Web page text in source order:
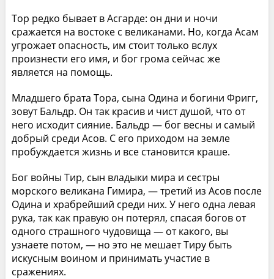
Тор редко бывает в Асгарде: он дни и ночи
сражается на востоке с великанами. Но, когда Асам
угрожает опасность, им стоит только вслух
произнести его имя, и бог грома сейчас же
является на помощь.
Младшего брата Тора, сына Одина и богини Фригг,
зовут Бальдр. Он так красив и чист душой, что от
него исходит сияние. Бальдр — бог весны и самый
добрый среди Асов. С его приходом на земле
пробуждается жизнь и все становится краше.
Бог войны Тир, сын владыки мира и сестры
морского великана Гимира, — третий из Асов после
Одина и храбрейший среди них. У него одна левая
рука, так как правую он потерял, спасая богов от
одного страшного чудовища — от какого, вы
узнаете потом, — но это не мешает Тиру быть
искусным воином и принимать участие в
сражениях.